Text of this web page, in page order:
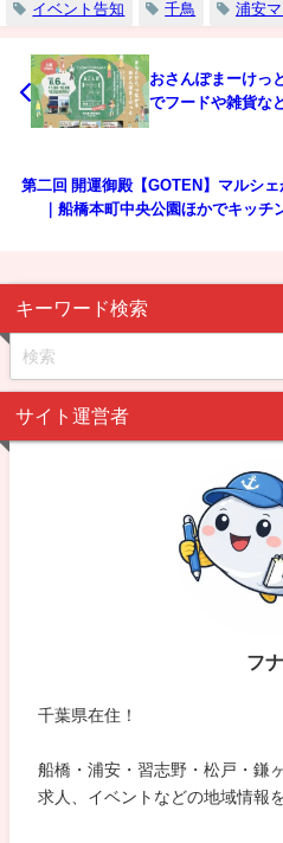
イベント告知 千鳥 浦安
おさんぽまーけっ
でフードや雑貨な
第二回 開運御殿【GOTEN】マルシ
｜船橋本町中央公園ほかでキッチ
キーワード検索
サイト運営者
フナ
千葉県在住！
船橋・浦安・習志野・松戸・鎌
求人、イベントなどの地域情報